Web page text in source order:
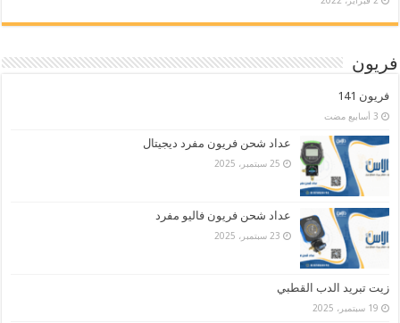
فريون
فريون 141
عداد شحن فريون مفرد ديجيتال
25 سبتمبر، 2025
عداد شحن فريون فاليو مفرد
23 سبتمبر، 2025
زيت تبريد الدب القطبي
19 سبتمبر، 2025